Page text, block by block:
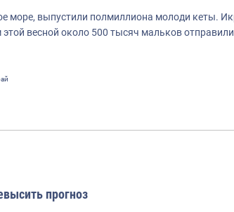
море, выпустили полмиллиона молоди кеты.
весной около 500 тысяч мальков
прогноз